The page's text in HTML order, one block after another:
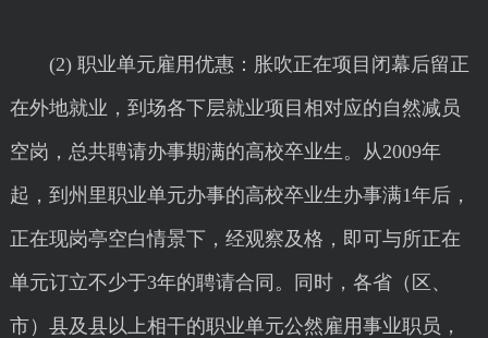
(2) 职业单元雇用优惠：胀吹正在项目闭幕后留正
在外地就业，到场各下层就业项目相对应的自然减员
空岗，总共聘请办事期满的高校卒业生。从2009年
起，到州里职业单元办事的高校卒业生办事满1年后，
正在现岗亭空白情景下，经观察及格，即可与所正在
单元订立不少于3年的聘请合同。同时，各省（区、
市）县及县以上相干的职业单元公然雇用事业职员，